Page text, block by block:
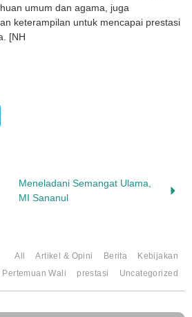
umum dan agama, juga
keterampilan untuk mencapai prestasi
[NH
Meneladani Semangat Ulama,
MI Sananul
All Artikel & Opini Berita
Kebijakan
Pertemuan Wali
prestasi Uncategorized